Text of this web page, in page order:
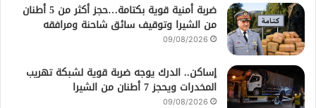
ضربة أمنية قوية بكتامة…حجز أكثر من 5 أطنان
من الشيرا وتوقيف سائق شاحنة ومرافقه
09/08/2026
إساكن.. الدرك يوجه ضربة قوية لشبكة تهريب
المخدرات ويحجز 7 أطنان من الشيرا
09/08/2026